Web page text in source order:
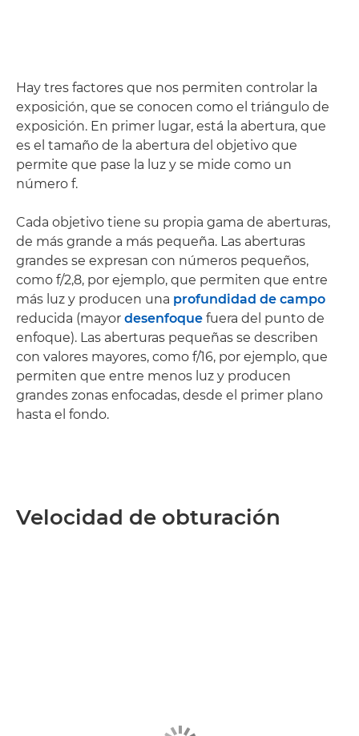
Hay tres factores que nos permiten controlar la
exposición, que se conocen como el triángulo de
exposición. En primer lugar, está la abertura, que
es el tamaño de la abertura del objetivo que
permite que pase la luz y se mide como un
número f.
Cada objetivo tiene su propia gama de aberturas,
de más grande a más pequeña. Las aberturas
grandes se expresan con números pequeños,
como f/2,8, por ejemplo, que permiten que entre
más luz y producen una profundidad de campo
reducida (mayor desenfoque fuera del punto de
enfoque). Las aberturas pequeñas se describen
con valores mayores, como f/16, por ejemplo, que
permiten que entre menos luz y producen
grandes zonas enfocadas, desde el primer plano
hasta el fondo.
Velocidad de obturación